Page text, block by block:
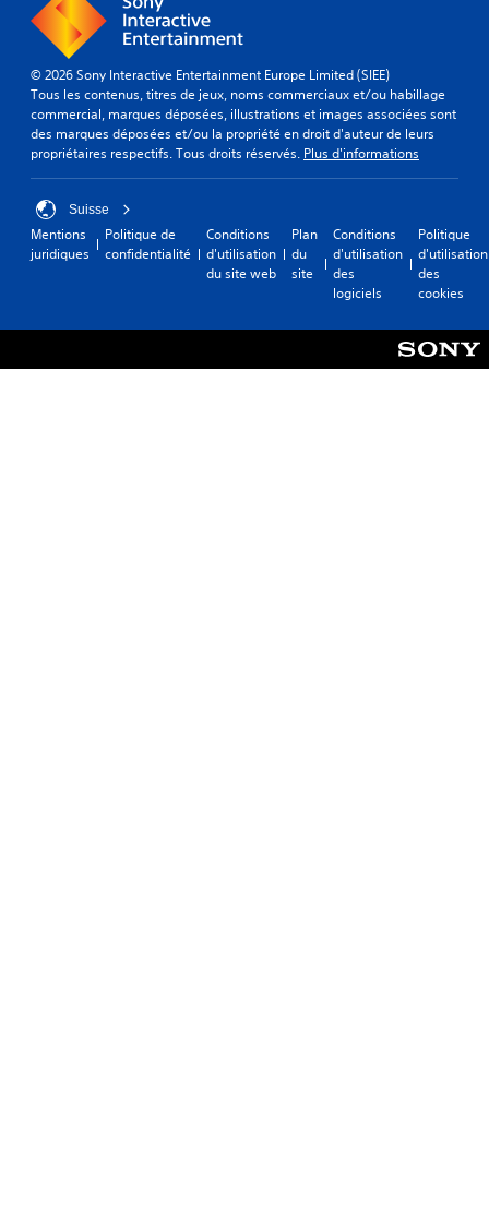
© 2026 Sony Interactive Entertainment Europe Limited (SIEE)
Tous les contenus, titres de jeux, noms commerciaux et/ou habillage
commercial, marques déposées, illustrations et images associées sont
des marques déposées et/ou la propriété en droit d'auteur de leurs
propriétaires respectifs. Tous droits réservés. Plus d'informations
Suisse
Mentions
juridiques
Politique de
confidentialité
Conditions
d'utilisation
du site web
Plan
du
site
Conditions
d'utilisation
des
logiciels
Politique
d'utilisation
des
cookies